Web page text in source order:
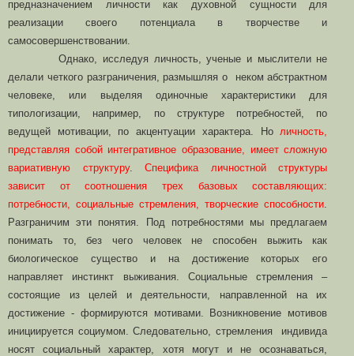
предназначением личности как духовной сущности для
реализации своего потенциала в творчестве и
самосовершенствовании.
Однако, исследуя личность, ученые и мыслители не
делали четкого разграничения, размышляя о неком абстрактном
человеке, или выделяя одиночные характеристики для
типологизации, например, по структуре потребностей, по
ведущей мотивации, по акцентуации характера. Но личность,
представляя собой интегративное образование, имеет сложную
вариативную структуру.Специфика личностной структуры
зависит от соотношения трех базовых составляющих:
потребности, социальные стремления, творческие способности
Разграничим эти понятия. Под потребностями мы предлагаем
понимать то, без чего человек не способен выжить как
биологическое существо и на достижение которых его
направляет инстинкт выживания. Социальные стремления –
состоящие из целей и деятельности, направленной на их
достижение - формируются мотивами. Возникновение мотивов
инициируется социумом. Следовательно, стремления индивида
носят социальный характер, хотя могут и не осознаваться,